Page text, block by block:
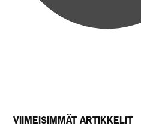
VIIMEISIMMÄT ARTIKKELIT